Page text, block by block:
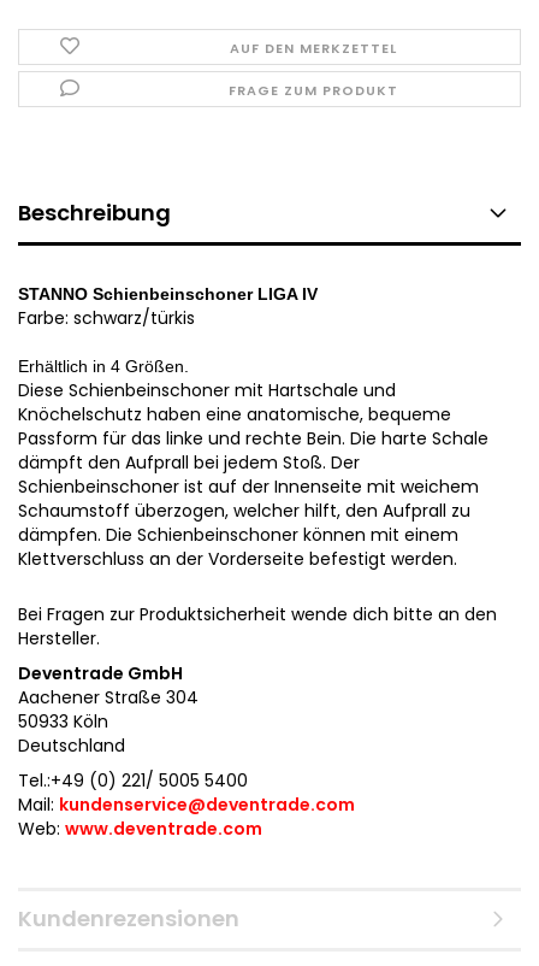
AUF DEN MERKZETTEL
FRAGE ZUM PRODUKT
Beschreibung
STANNO Schienbeinschoner LIGA IV
Farbe: schwarz/türkis
Erhältlich in 4 Größen.
Diese Schienbeinschoner mit Hartschale und
Knöchelschutz haben eine anatomische, bequeme
Passform für das linke und rechte Bein. Die harte Schale
dämpft den Aufprall bei jedem Stoß. Der
Schienbeinschoner ist auf der Innenseite mit weichem
Schaumstoff überzogen, welcher hilft, den Aufprall zu
dämpfen. Die Schienbeinschoner können mit einem
Klettverschluss an der Vorderseite befestigt werden.
Bei Fragen zur Produktsicherheit wende dich bitte an den
Hersteller.
Deventrade GmbH
Aachener Straße 304
50933 Köln
Deutschland
Tel.:+49 (0) 221/ 5005 5400
Mail: kundenservice@deventrade.com
Web: www.deventrade.com
Kundenrezensionen